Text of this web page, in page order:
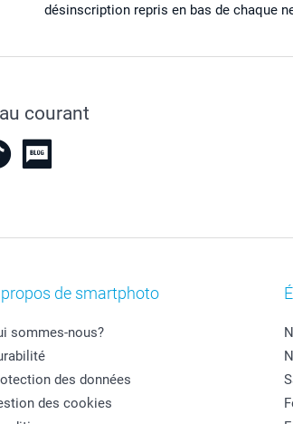
désinscription repris en bas de chaque
courant
de smartphoto
sommes-nous?
des données
des cookies